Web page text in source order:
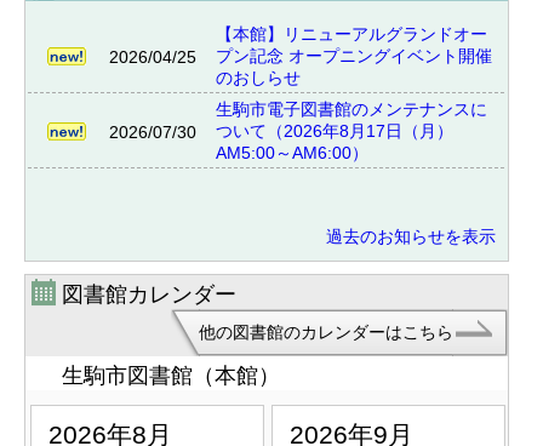
2026/04/25
【本館】リニューアルグランドオー
プン記念 オープニングイベント開催
のおしらせ
2026/07/30
生駒市電子図書館のメンテナンスに
ついて（2026年8月17日（月）
AM5:00～AM6:00）
過去のお知らせを表示
図書館カレンダー
他の図書館のカレンダーはこちら
生駒市図書館（本館）
2026年8月 2026年9月